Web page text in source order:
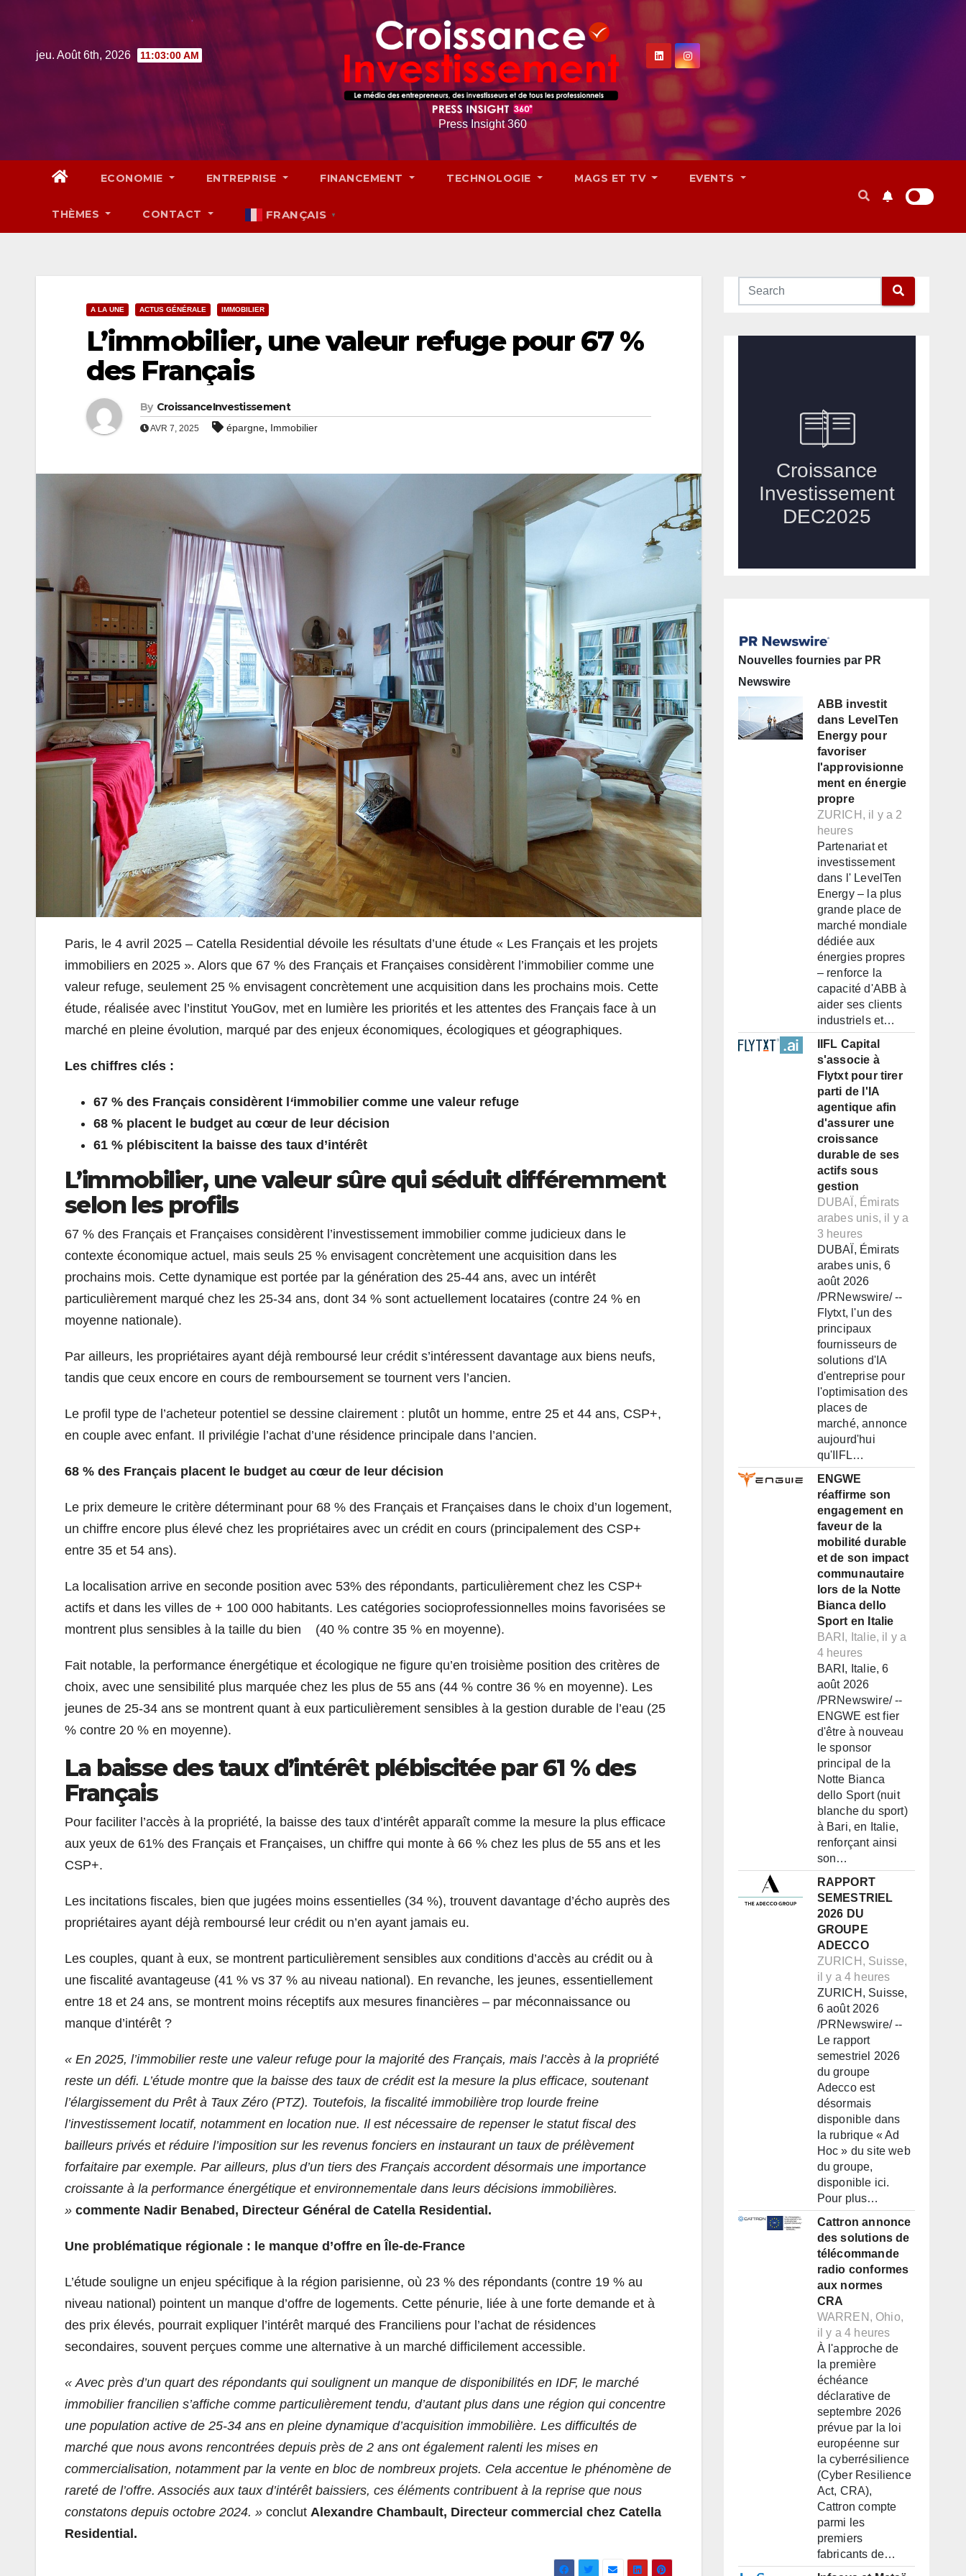
jeu. Août 6th, 2026 11:03:01 AM
Press Insight 360
ECONOMIE ENTREPRISE FINANCEMENT TECHNOLOGIE MAGS ET TV EVENTS
THÈMES CONTACT FRANÇAIS ▼
A LA UNE ACTUS GÉNÉRALE IMMOBILIER
L’immobilier, une valeur refuge pour 67 %
des Français
By CroissanceInvestissement
AVR 7, 2025 épargne, Immobilier
Paris, le 4 avril 2025 – Catella Residential dévoile les résultats d’une étude « Les Français et les projets
immobiliers en 2025 ». Alors que 67 % des Français et Françaises considèrent l’immobilier comme une
valeur refuge, seulement 25 % envisagent concrètement une acquisition dans les prochains mois. Cette
étude, réalisée avec l’institut YouGov, met en lumière les priorités et les attentes des Français face à un
marché en pleine évolution, marqué par des enjeux économiques, écologiques et géographiques.
Les chiffres clés :
67 % des Français considèrent l‘immobilier comme une valeur refuge
68 % placent le budget au cœur de leur décision
61 % plébiscitent la baisse des taux d’intérêt
L’immobilier, une valeur sûre qui séduit différemment
selon les profils
67 % des Français et Françaises considèrent l’investissement immobilier comme judicieux dans le
contexte économique actuel, mais seuls 25 % envisagent concrètement une acquisition dans les
prochains mois. Cette dynamique est portée par la génération des 25-44 ans, avec un intérêt
particulièrement marqué chez les 25-34 ans, dont 34 % sont actuellement locataires (contre 24 % en
moyenne nationale).
Par ailleurs, les propriétaires ayant déjà remboursé leur crédit s’intéressent davantage aux biens neufs,
tandis que ceux encore en cours de remboursement se tournent vers l’ancien.
Le profil type de l’acheteur potentiel se dessine clairement : plutôt un homme, entre 25 et 44 ans, CSP+,
en couple avec enfant. Il privilégie l’achat d’une résidence principale dans l’ancien.
68 % des Français placent le budget au cœur de leur décision
Le prix demeure le critère déterminant pour 68 % des Français et Françaises dans le choix d’un logement,
un chiffre encore plus élevé chez les propriétaires avec un crédit en cours (principalement des CSP+
entre 35 et 54 ans).
La localisation arrive en seconde position avec 53% des répondants, particulièrement chez les CSP+
actifs et dans les villes de + 100 000 habitants. Les catégories socioprofessionnelles moins favorisées se
montrent plus sensibles à la taille du bien (40 % contre 35 % en moyenne).
Fait notable, la performance énergétique et écologique ne figure qu’en troisième position des critères de
choix, avec une sensibilité plus marquée chez les plus de 55 ans (44 % contre 36 % en moyenne). Les
jeunes de 25-34 ans se montrent quant à eux particulièrement sensibles à la gestion durable de l’eau (25
% contre 20 % en moyenne).
La baisse des taux d’intérêt plébiscitée par 61 % des
Français
Pour faciliter l’accès à la propriété, la baisse des taux d’intérêt apparaît comme la mesure la plus efficace
aux yeux de 61% des Français et Françaises, un chiffre qui monte à 66 % chez les plus de 55 ans et les
CSP+.
Les incitations fiscales, bien que jugées moins essentielles (34 %), trouvent davantage d’écho auprès des
propriétaires ayant déjà remboursé leur crédit ou n’en ayant jamais eu.
Les couples, quant à eux, se montrent particulièrement sensibles aux conditions d’accès au crédit ou à
une fiscalité avantageuse (41 % vs 37 % au niveau national). En revanche, les jeunes, essentiellement
entre 18 et 24 ans, se montrent moins réceptifs aux mesures financières – par méconnaissance ou
manque d’intérêt ?
« En 2025, l’immobilier reste une valeur refuge pour la majorité des Français, mais l’accès à la propriété
reste un défi. L’étude montre que la baisse des taux de crédit est la mesure la plus efficace, soutenant
l’élargissement du Prêt à Taux Zéro (PTZ). Toutefois, la fiscalité immobilière trop lourde freine
l’investissement locatif, notamment en location nue. Il est nécessaire de repenser le statut fiscal des
bailleurs privés et réduire l’imposition sur les revenus fonciers en instaurant un taux de prélèvement
forfaitaire par exemple. Par ailleurs, plus d’un tiers des Français accordent désormais une importance
croissante à la performance énergétique et environnementale dans leurs décisions immobilières.
» commente Nadir Benabed, Directeur Général de Catella Residential.
Une problématique régionale : le manque d’offre en Île-de-France
L’étude souligne un enjeu spécifique à la région parisienne, où 23 % des répondants (contre 19 % au
niveau national) pointent un manque d’offre de logements. Cette pénurie, liée à une forte demande et à
des prix élevés, pourrait expliquer l’intérêt marqué des Franciliens pour l’achat de résidences
secondaires, souvent perçues comme une alternative à un marché difficilement accessible.
« Avec près d’un quart des répondants qui soulignent un manque de disponibilités en IDF, le marché
immobilier francilien s’affiche comme particulièrement tendu, d’autant plus dans une région qui concentre
une population active de 25-34 ans en pleine dynamique d’acquisition immobilière. Les difficultés de
marché que nous avons rencontrées depuis près de 2 ans ont également ralenti les mises en
commercialisation, notamment par la vente en bloc de nombreux projets. Cela accentue le phénomène de
rareté de l’offre. Associés aux taux d’intérêt baissiers, ces éléments contribuent à la reprise que nous
constatons depuis octobre 2024. » conclut Alexandre Chambault, Directeur commercial chez Catella
Residential.
Nouvelles fournies par PR
Newswire
ABB investit
dans LevelTen
Energy pour
favoriser
l'approvisionne
ment en énergie
propre
ZURICH, il y a 2
heures
Partenariat et
investissement
dans l' LevelTen
Energy – la plus
grande place de
marché mondiale
dédiée aux
énergies propres
– renforce la
capacité d'ABB à
aider ses clients
industriels et…
IIFL Capital
s'associe à
Flytxt pour tirer
parti de l'IA
agentique afin
d'assurer une
croissance
durable de ses
actifs sous
gestion
DUBAÏ, Émirats
arabes unis, il y a
3 heures
DUBAÏ, Émirats
arabes unis, 6
août 2026
/PRNewswire/ --
Flytxt, l'un des
principaux
fournisseurs de
solutions d'IA
d'entreprise pour
l'optimisation des
places de
marché, annonce
aujourd'hui
qu'IIFL…
ENGWE
réaffirme son
engagement en
faveur de la
mobilité durable
et de son impact
communautaire
lors de la Notte
Bianca dello
Sport en Italie
BARI, Italie, il y a
4 heures
BARI, Italie, 6
août 2026
/PRNewswire/ --
ENGWE est fier
d'être à nouveau
le sponsor
principal de la
Notte Bianca
dello Sport (nuit
blanche du sport)
à Bari, en Italie,
renforçant ainsi
son…
RAPPORT
SEMESTRIEL
2026 DU
GROUPE
ADECCO
ZURICH, Suisse,
il y a 4 heures
ZURICH, Suisse,
6 août 2026
/PRNewswire/ --
Le rapport
semestriel 2026
du groupe
Adecco est
désormais
disponible dans
la rubrique « Ad
Hoc » du site web
du groupe,
disponible ici.
Pour plus…
Cattron annonce
des solutions de
télécommande
radio conformes
aux normes
CRA
WARREN, Ohio,
il y a 4 heures
À l'approche de
la première
échéance
déclarative de
septembre 2026
prévue par la loi
européenne sur
la cyberrésilience
(Cyber Resilience
Act, CRA),
Cattron compte
parmi les
premiers
fabricants de…